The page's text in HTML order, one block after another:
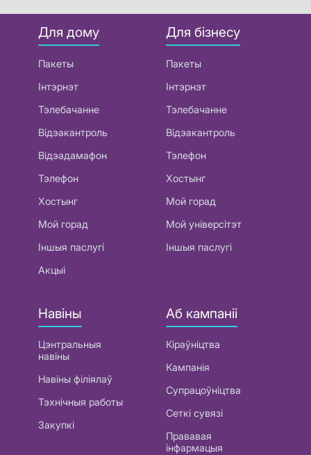
Для дому
Пакеты
Інтэрнэт
Тэлебачанне
Відэакантроль
Відэадамафон
Тэлефон
Хостынг
Мой горад
Іншыя паслугі
Акцыі
Для бізнесу
Пакеты
Інтэрнэт
Тэлебачанне
Відэакантроль
Тэлефон
Хостынг
Мой горад
Мой універсітэт
Іншыя паслугі
Навіны
Цэнтральныя
навіны
Навіны філіялаў
Тэхнічныя работы
Закупкі
Аб кампаніі
Кіраўніцтва
Кампанія
Супрацоўніцтва
Сеткі сувязі
Прававая
інфармацыя